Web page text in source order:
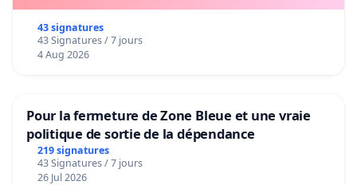
43 signatures
43 Signatures / 7 jours
4 Aug 2026
Pour la fermeture de Zone Bleue et une vraie
politique de sortie de la dépendance
219 signatures
43 Signatures / 7 jours
26 Jul 2026